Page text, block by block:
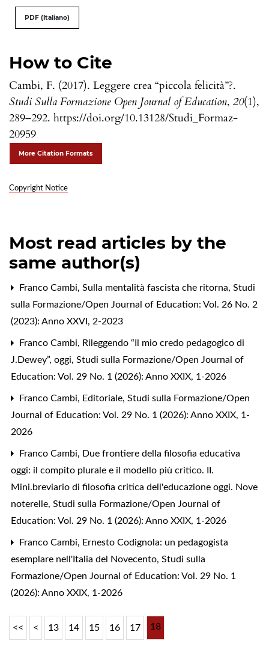
How to Cite
Cambi, F. (2017). Leggere crea “piccola felicità”?.
Studi Sulla Formazione Open Journal of Education, 20(1),
289–292. https://doi.org/10.13128/Studi_Formaz-
20959
More Citation Formats
Copyright Notice
PDF (Italiano)
Most read articles by the
same author(s)
Franco Cambi, Sulla mentalità fascista che ritorna, Studi
sulla Formazione/Open Journal of Education: Vol. 26 No. 2
(2023): Anno XXVI, 2-2023
Franco Cambi, Rileggendo “Il mio credo pedagogico di
J.Dewey”, oggi, Studi sulla Formazione/Open Journal of
Education: Vol. 29 No. 1 (2026): Anno XXIX, 1-2026
Franco Cambi, Editoriale, Studi sulla Formazione/Open
Journal of Education: Vol. 29 No. 1 (2026): Anno XXIX, 1-
2026
Franco Cambi, Due frontiere della filosofia educativa
oggi: il compito plurale e il modello più critico. II.
Mini.breviario di filosofia critica dell'educazione oggi. Nove
noterelle, Studi sulla Formazione/Open Journal of
Education: Vol. 29 No. 1 (2026): Anno XXIX, 1-2026
Franco Cambi, Ernesto Codignola: un pedagogista
esemplare nell'Italia del Novecento, Studi sulla
Formazione/Open Journal of Education: Vol. 29 No. 1
(2026): Anno XXIX, 1-2026
<< < 13 14 15 16 17 18